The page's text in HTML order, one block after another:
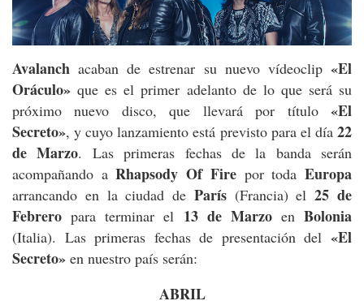
Avalanch acaban de estrenar su nuevo vídeoclip«El
Oráculo» que es el primer adelanto de lo que será su
próximo nuevo disco, que llevará por título«El
Secreto», y cuyo lanzamiento está previsto para el día 22
de Marzo. Las primeras fechas de la banda serán
acompañando aRhapsody Of Firepor todaEuropa
arrancando en la ciudad de París(Francia) el25 de
Febrero para terminar el 13 de Marzoen Bolonia
(Italia). Las primeras fechas de presentación del «El
Secreto» en nuestro país serán:
ABRIL